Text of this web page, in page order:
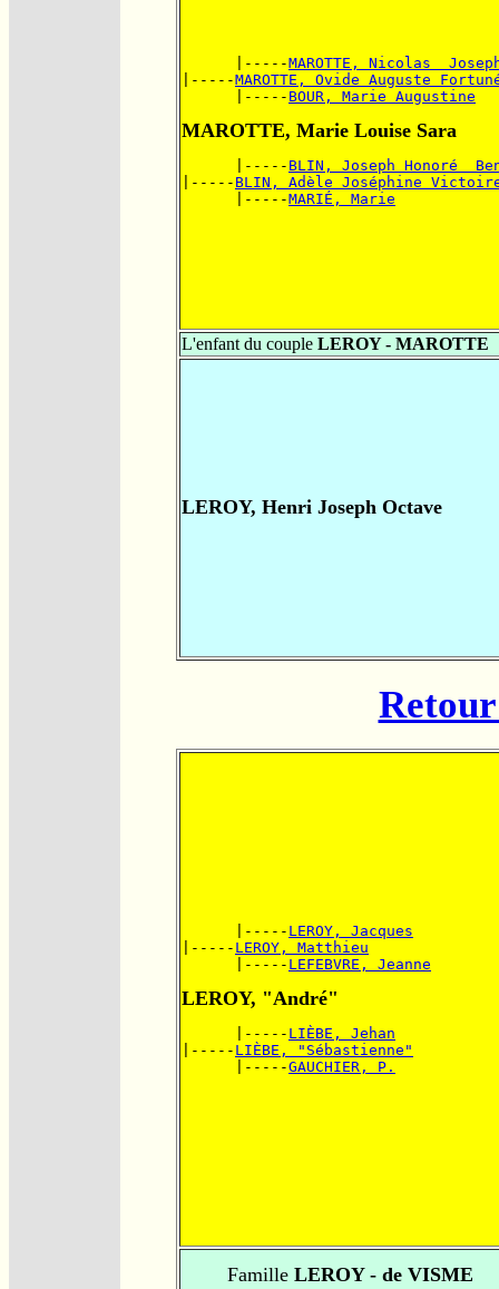
      |-----
MAROTTE, Nicolas
|-----MAROTTE, Ovide Auguste
      |-----
BOUR, Marie Augustine
MAROTTE, Marie Louise Sara
      |-----
BLIN, Joseph Honoré
|----- BLIN, Adèle Joséphine
      |-----
MARIÉ, Marie
L'enfant du couple LEROY - MAROTTE
LEROY, Henri Joseph Octave
      |-----
LEROY, Jacques
|----- LEROY, Matthieu
      |-----
LEFEBVRE, Jeanne
LEROY, "André"
      |-----
LIÈBE, Jehan
|----- LIÈBE, "Sébastienne"
      |-----
GAUCHIER, P.
Famille LEROY - de VISME